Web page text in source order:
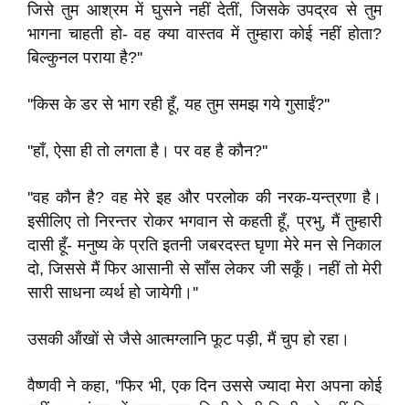
जिसे तुम आश्रम में घुसने नहीं देतीं, जिसके उपद्रव से तुम
भागना चाहती हो- वह क्या वास्तव में तुम्हारा कोई नहीं होता?
बिल्कुनल पराया है?''
''किस के डर से भाग रही हूँ, यह तुम समझ गये गुसाईं?''
''हाँ, ऐसा ही तो लगता है। पर वह है कौन?''
''वह कौन है? वह मेरे इह और परलोक की नरक-यन्त्रणा है।
इसीलिए तो निरन्तर रोकर भगवान से कहती हूँ, प्रभु, मैं तुम्हारी
दासी हूँ- मनुष्य के प्रति इतनी जबरदस्त घृणा मेरे मन से निकाल
दो, जिससे मैं फिर आसानी से साँस लेकर जी सकूँ। नहीं तो मेरी
सारी साधना व्यर्थ हो जायेगी।''
उसकी ऑंखों से जैसे आत्मग्लानि फूट पड़ी, मैं चुप हो रहा।
वैष्णवी ने कहा, ''फिर भी, एक दिन उससे ज्यादा मेरा अपना कोई